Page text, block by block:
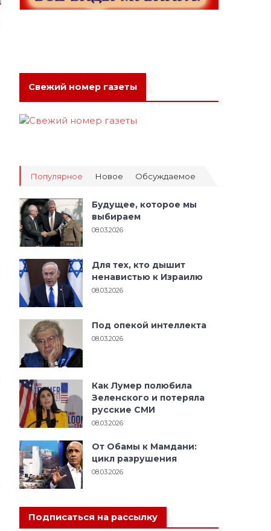
Свежий номер газеты
Популярное Новое Обсуждаемое
Будущее, которое мы
выбираем
08.03.2026
Для тех, кто дышит
ненавистью к Израилю
08.03.2026
Под опекой интеллекта
08.03.2026
Как Лумер полюбила
Зеленского и потеряла
русские СМИ
08.03.2026
От Обамы к Мамдани:
цикл разрушения
08.03.2026
Подписаться на рассылку